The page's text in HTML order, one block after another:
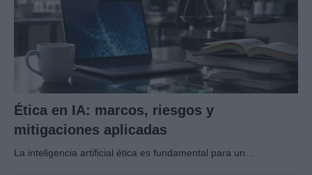
Ética en IA: marcos, riesgos y
mitigaciones aplicadas
La inteligencia artificial ética es fundamental para un…